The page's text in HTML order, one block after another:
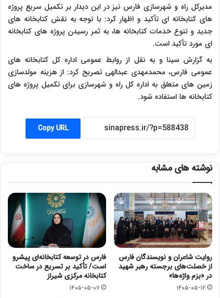
مدیرکل راه و شهرسازی فارس نیز در این دیدار بر تکمیل سریع پروژه
های کتابخانه ای تأکید و اظهار کرد: با توجه به نقش کتابخانه های
جدید و تنوع خدمات کتابخانه ها، به ثمر رسیدن پروژه های کتابخانه
ای مورد تأکید است.
به گزارش سینا و به نقل از روابط عمومی اداره کل کتابخانه های
عمومی فارس، محمدمهدی عبدالهی تصریح کرد: از هزینه مولدسازی
زمین های متعلق به اداره کل راه و شهرسازی برای تکمیل پروژه های
کتابخانه ها استفاده شود‌.
Copy URL
نوشته های مشابه
روایت شاعران و نویسندگان فارس
از خصلت‌های برجسته‌ رهبر شهید
در «بزم واژه‌ها»
۱۴۰۵-۰۵-۱۲
فارس در توسعه کتابخانه‌ای پیشرو
است/ تأکید بر تسریع در ساخت
کتابخانه مرکزی شیراز
۱۴۰۵-۰۵-۰۷